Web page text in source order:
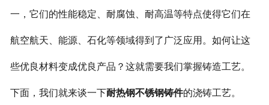
联系我们
一，它们的性能稳定、耐腐蚀、耐高温等特点使得它们在
航空航天、能源、石化等领域得到了广泛应用。如何让这
些优良材料变成优良产品？这就需要我们掌握铸造工艺。
下面，我们就来谈一下耐热钢不锈钢铸件的浇铸工艺。